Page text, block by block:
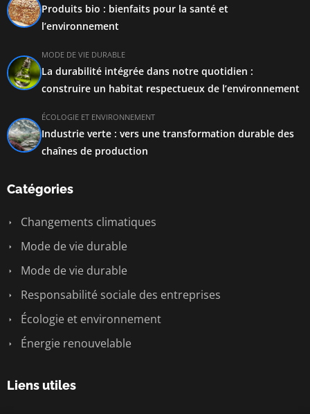
Produits bio : bienfaits pour la santé et
l’environnement
MODE DE VIE DURABLE
La durabilité intégrée dans notre quotidien :
construire un habitat respectueux de l’environnement
ÉCOLOGIE ET ENVIRONNEMENT
Industrie verte : vers une transformation durable des
chaînes de production
Catégories
Changements climatiques
Mode de vie durable
Mode de vie durable
Responsabilité sociale des entreprises
Écologie et environnement
Énergie renouvelable
Liens utiles